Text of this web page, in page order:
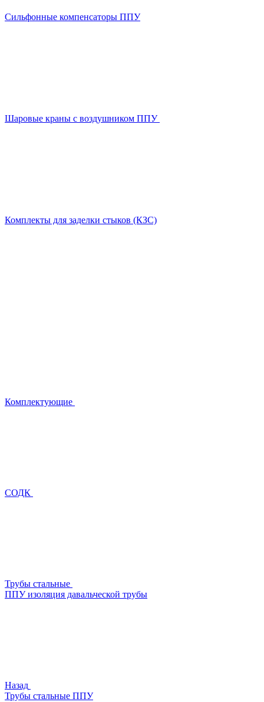
Сильфонные компенсаторы ППУ
Шаровые краны с воздушником ППУ
Комплекты для заделки стыков (КЗС)
Комплектующие
СОДК
Трубы стальные
ППУ изоляция давальческой трубы
Назад
Трубы стальные ППУ